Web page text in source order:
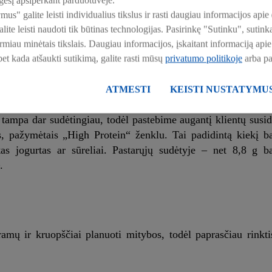
ir svorį metantiems žmonėms. Jiems svarbu ne tik
„statybinių medžiagų“ raumenims
ir reikiamų baltymų kiekio formulė – vienam kūno
dar sudėtingiau, todėl pastebime augantį klientų
pažymėtais „High Protein“ ženklu. Tai padidintą kiekį
jogurtas ar sūreliai. Pastarųjų sudėtyje – net 8,8 g
ir kruopščiai planuoti mitybos, todėl paprasčiau
galite leisti individualius tikslus ir rasti daugiau informacijos apie
leisti naudoti tik būtinas technologijas. Pasirinkę "Sutinku",
minėtais tikslais. Daugiau informacijos, įskaitant informaciją
kada atšaukti sutikimą, galite rasti mūsų privatumo politikoje arba
ATMESTI KEISTI